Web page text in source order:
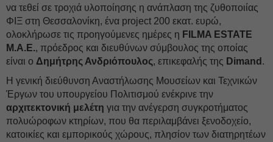
να τεθεί σε τροχιά υλοποίησης η ανάπλαση της ζυθοποιίας
ΦΙΞ στη Θεσσαλονίκη, ένα project 200 εκατ. ευρώ,
ολοκλήρωσε τις προηγούμενες ημέρες η FILMA ESTATE
M.A.E., πρόεδρος και διευθύνων σύμβουλος της οποίας
είναι ο Δημήτρης Ανδριόπουλος, επικεφαλής της Dimand .
Η γενική διεύθυνση Αναστήλωσης Μουσείων και Τεχνικών
Έργων του υπουργείου Πολιτισμού ενέκρινε την
αρχιτεκτονική μελέτη για την ανέγερση συγκροτήματος
πολυώροφων κτηρίων, που θα περιλαμβάνει ξενοδοχείο,
κατοικίες και εμπορικούς χώρους, πλησίον των διατηρητέων